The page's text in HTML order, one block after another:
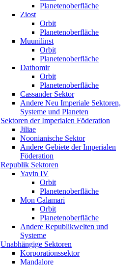
Planetenoberfläche
Ziost
Orbit
Planetenoberfläche
Muunilinst
Orbit
Planetenoberfläche
Dathomir
Orbit
Planetenoberfläche
Cassander Sektor
Andere Neu Imperiale Sektoren,
Systeme und Planeten
Sektoren der Imperialen Föderation
Jiliae
Noonianische Sektor
Andere Gebiete der Imperialen
Föderation
Republik Sektoren
Yavin IV
Orbit
Planetenoberfläche
Mon Calamari
Orbit
Planetenoberfläche
Andere Republikwelten und
Systeme
Unabhängige Sektoren
Korporationssektor
Mandalore